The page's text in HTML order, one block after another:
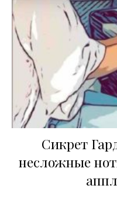
Сикрет
несложные